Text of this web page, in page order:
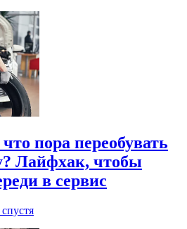
пора переобувать
Лайфхак, чтобы
в сервис